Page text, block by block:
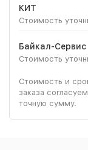
КИТ
Стоимость
Байкал-Сервис
Стоимость
Стоимость и
заказа
точную сумму.